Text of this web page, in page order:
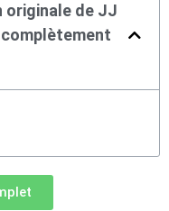
originale de JJ
complètement